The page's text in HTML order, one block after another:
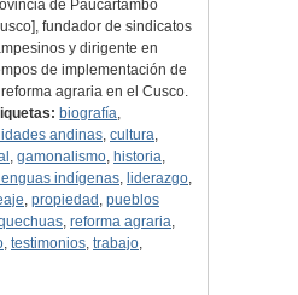
de Paucartambo
fundador de sindicatos
y dirigente en
de implementación de
reforma agraria en el Cusco.
biografía,
andinas, cultura,
, gamonalismo, historia,
lenguas indígenas, liderazgo,
, propiedad , pueblos
, reforma agraria,
, testimonios, trabajo,